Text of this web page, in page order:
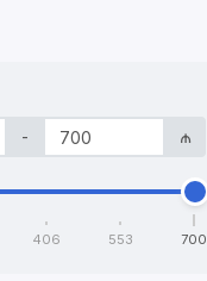
- ₼
406 553 700